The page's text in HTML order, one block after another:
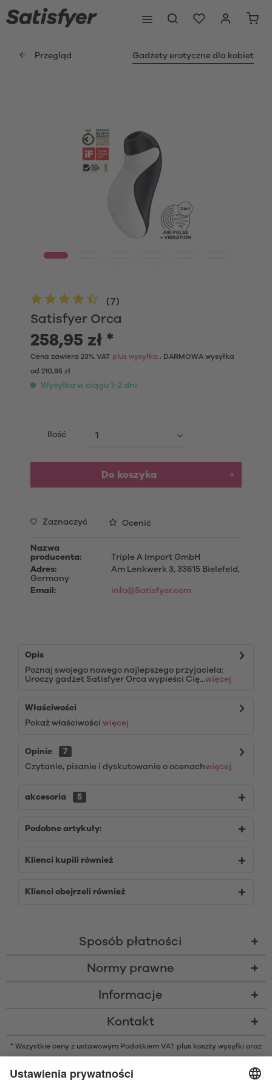
Przegląd Gadżety erotyczne dla kobiet
Satisfyer Orca
(7)
258,95 zł *
Cena zawiera 23% VAT plus wysyłka.. DARMOWA wysyłka
od 210,95 zł
Wysyłka w ciągu 1-2 dni
Ilość
Do koszyka
Zaznaczyć Ocenić
Nazwa
producenta:
Triple A Import GmbH
Adres:
Am Lenkwerk 3, 33615 Bielefeld,
Germany
Email:
info@Satisfyer.com
Opis
Poznaj swojego nowego najlepszego przyjaciela:
Uroczy gadżet Satisfyer Orca wypieści Cię...więcej
Właściwości
Pokaż właściwości więcej
Opinie
7
Czytanie, pisanie i dyskutowanie o ocenachwięcej
akcesoria 5
Podobne artykuły:
Klienci kupili również
Klienci obejrzeli również
Sposób płatności
Normy prawne
Informacje
Kontakt
* Wszystkie ceny z ustawowym Podatkiem VAT plus koszty wysyłki oraz
* Znak słowny i logo Bluetooth® są zarejestrowanymi znakami